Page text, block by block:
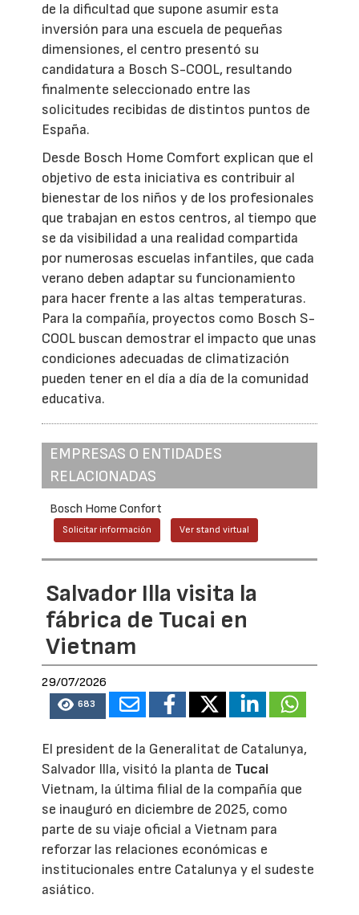
de la dificultad que supone asumir esta
inversión para una escuela de pequeñas
dimensiones, el centro presentó su
candidatura a Bosch S-COOL, resultando
finalmente seleccionado entre las
solicitudes recibidas de distintos puntos de
España.
Desde Bosch Home Comfort explican que el
objetivo de esta iniciativa es contribuir al
bienestar de los niños y de los profesionales
que trabajan en estos centros, al tiempo que
se da visibilidad a una realidad compartida
por numerosas escuelas infantiles, que cada
verano deben adaptar su funcionamiento
para hacer frente a las altas temperaturas.
Para la compañía, proyectos como Bosch S-
COOL buscan demostrar el impacto que unas
condiciones adecuadas de climatización
pueden tener en el día a día de la comunidad
educativa.
EMPRESAS O ENTIDADES
RELACIONADAS
Bosch Home Confort
Solicitar información Ver stand virtual
Salvador Illa visita la
fábrica de Tucai en
Vietnam
29/07/2026
683
El president de la Generalitat de Catalunya,
Salvador Illa, visitó la planta de Tucai
Vietnam, la última filial de la compañía que
se inauguró en diciembre de 2025, como
parte de su viaje oficial a Vietnam para
reforzar las relaciones económicas e
institucionales entre Catalunya y el sudeste
asiático.